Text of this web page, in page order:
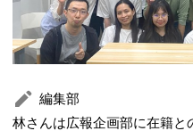
編集部
林さんは広報企画部に在籍と